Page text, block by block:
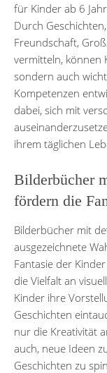
für Kinder ab 6
Durch
Freundschaft,
vermitteln, können
sondern auch
Kompetenzen
dabei, sich mit
ihrem täglichen
Bilderbücher
fördern die
Bilderbücher mit
ausgezeichnete
Fantasie der
die Vielfalt an
Kinder ihre
Geschichten
nur die Kreativität
auch, neue Ideen
Geschichten zu